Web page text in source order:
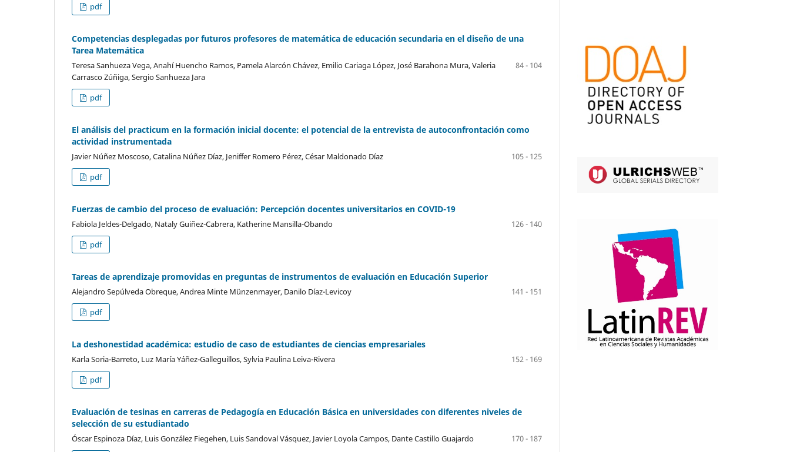
pdf
Competencias desplegadas por futuros profesores de matemática de educación secundaria en el diseño de una
Tarea Matemática
Teresa Sanhueza Vega, Anahí Huencho Ramos, Pamela Alarcón Chávez, Emilio Cariaga López, José Barahona Mura, Valeria
Carrasco Zúñiga, Sergio Sanhueza Jara
84 - 104
pdf
El análisis del practicum en la formación inicial docente: el potencial de la entrevista de autoconfrontación como
actividad instrumentada
Javier Núñez Moscoso, Catalina Núñez Díaz, Jeniffer Romero Pérez, César Maldonado Díaz
105 - 125
pdf
Fuerzas de cambio del proceso de evaluación: Percepción docentes universitarios en COVID-19
Fabiola Jeldes-Delgado, Nataly Guiñez-Cabrera, Katherine Mansilla-Obando
126 - 140
pdf
Tareas de aprendizaje promovidas en preguntas de instrumentos de evaluación en Educación Superior
Alejandro Sepúlveda Obreque, Andrea Minte Münzenmayer, Danilo Díaz-Levicoy
141 - 151
pdf
La deshonestidad académica: estudio de caso de estudiantes de ciencias empresariales
Karla Soria-Barreto, Luz María Yáñez-Galleguillos, Sylvia Paulina Leiva-Rivera
152 - 169
pdf
Evaluación de tesinas en carreras de Pedagogía en Educación Básica en universidades con diferentes niveles de
selección de su estudiantado
Óscar Espinoza Díaz, Luis González Fiegehen, Luis Sandoval Vásquez, Javier Loyola Campos, Dante Castillo Guajardo
170 - 187